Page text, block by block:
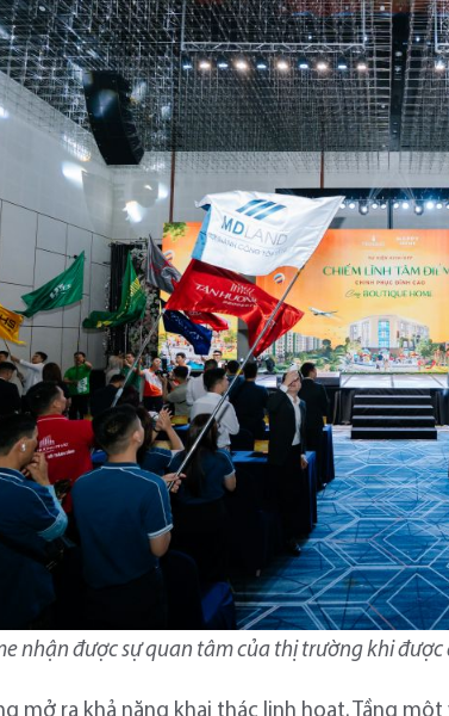
nhận được sự quan tâm của thị trường khi